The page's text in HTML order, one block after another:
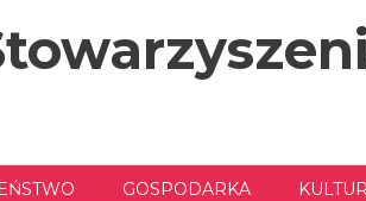
GOSPODARKA